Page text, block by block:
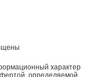
характер
определяемой